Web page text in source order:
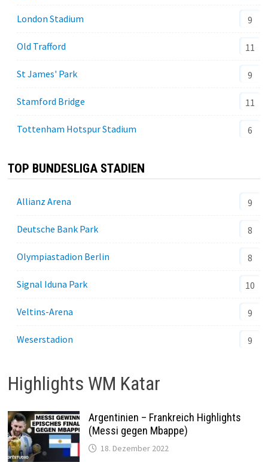
London Stadium 9
Old Trafford 11
St James' Park 9
Stamford Bridge 11
Tottenham Hotspur Stadium 6
TOP BUNDESLIGA STADIEN
Allianz Arena 9
Deutsche Bank Park 8
Olympiastadion Berlin 8
Signal Iduna Park 10
Veltins-Arena 9
Weserstadion 9
Highlights WM Katar
Argentinien – Frankreich Highlights
(Messi gegen Mbappe)
18. Dezember 2022